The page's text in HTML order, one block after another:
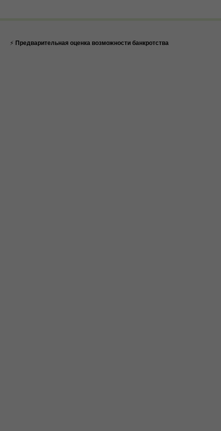
⚡ Предварительная оценка возможности банкротства